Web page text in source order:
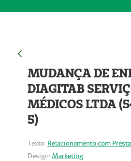
MUDANÇA DE
DIAGITAB
MÉDICOS LTDA
5)
Texto: Relacionamento com
Design: Marketing